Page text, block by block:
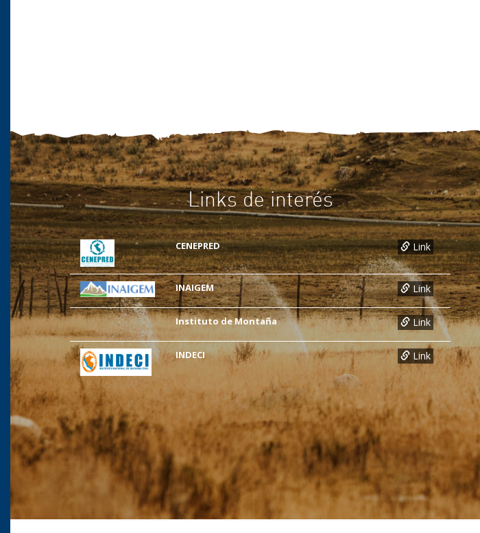
Links de interés
CENEPRED Link
INAIGEM Link
Instituto de Montaña Link
INDECI Link